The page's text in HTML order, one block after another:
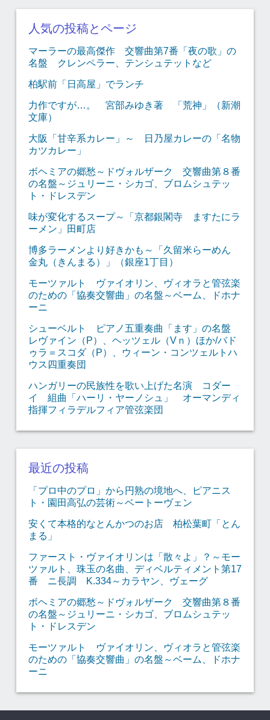
人気の投稿とページ
マーラーの最高傑作 交響曲第7番「夜の歌」の
名盤 クレンペラー、テンシュテットなど
柏駅前「日高屋」でランチ
力作ですが…。 宮部みゆき著 「荒神」（新潮
文庫）
大阪「甘辛系カレー」～ 日乃屋カレーの「名物
カツカレー」
ボヘミアの郷愁～ドヴォルザーク 交響曲第８番
の名盤～ジュリーニ・シカゴ、ブロムシュテッ
ト・ドレスデン
味が変化するスープ～「京都銀閣寺 ますたにラ
ーメン」田町店
博多ラーメンより好きかも～「久留米らーめん
金丸（きんまる）」（銀座1丁目）
モーツァルト ヴァイオリン、ヴィオラと管弦楽
のための「協奏交響曲」の名盤～ベーム、ドホナ
ーニ
シューベルト ピアノ五重奏曲「ます」の名盤
レヴァイン（P）、ヘッツェル（Vｎ）ほか/バド
ゥラ＝スコダ（P）、ウィーン・コンツェルトハ
ウス四重奏団
ハンガリーの民族性を歌い上げた名演 コダー
イ 組曲「ハーリ・ヤーノシュ」 オーマンディ
指揮フィラデルフィア管弦楽団
最近の投稿
「プロ中のプロ」から円熟の境地へ、ピアニス
ト・園田高弘の芸術～ベートーヴェン
安くて本格的なとんかつのお店 柏松葉町「とん
まる」
ファースト・ヴァイオリンは「散々よ」？～モー
ツァルト、珠玉の名曲、ディベルティメント第17
番 ニ長調 K.334～カラヤン、ヴェーグ
ボヘミアの郷愁～ドヴォルザーク 交響曲第８番
の名盤～ジュリーニ・シカゴ、ブロムシュテッ
ト・ドレスデン
モーツァルト ヴァイオリン、ヴィオラと管弦楽
のための「協奏交響曲」の名盤～ベーム、ドホナ
ーニ